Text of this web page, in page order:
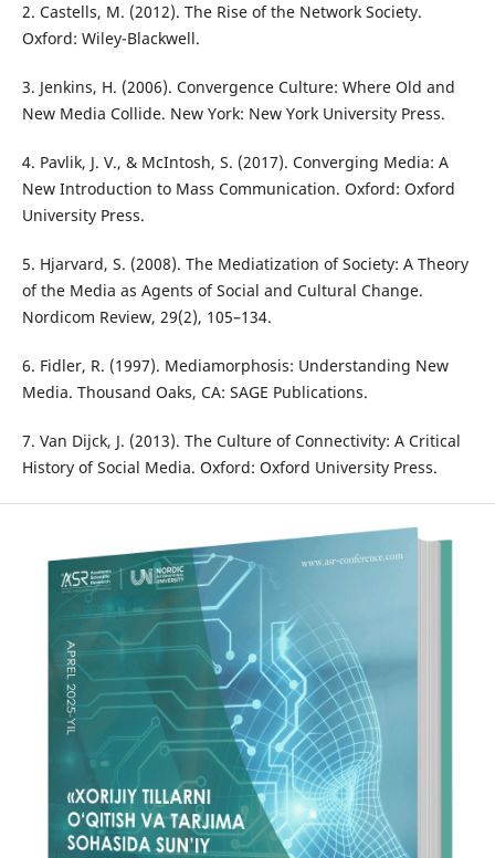
2. Castells, M. (2012). The Rise of the Network Society.
Oxford: Wiley-Blackwell.
3. Jenkins, H. (2006). Convergence Culture: Where Old and
New Media Collide. New York: New York University Press.
4. Pavlik, J. V., & McIntosh, S. (2017). Converging Media: A
New Introduction to Mass Communication. Oxford: Oxford
University Press.
5. Hjarvard, S. (2008). The Mediatization of Society: A Theory
of the Media as Agents of Social and Cultural Change.
Nordicom Review, 29(2), 105–134.
6. Fidler, R. (1997). Mediamorphosis: Understanding New
Media. Thousand Oaks, CA: SAGE Publications.
7. Van Dijck, J. (2013). The Culture of Connectivity: A Critical
History of Social Media. Oxford: Oxford University Press.